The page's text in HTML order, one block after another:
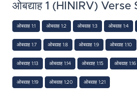
ओबद्याह 1 (HINIRV)
ओबद्याह 1:1 ओबद्याह 1:2 ओबद्याह 1:3 ओबद्याह 1:4
ओबद्याह 1:7 ओबद्याह 1:8 ओबद्याह 1:9 ओबद्याह 1:10
ओबद्याह 1:13 ओबद्याह 1:14 ओबद्याह 1:15 ओबद्याह 1:16
ओबद्याह 1:19 ओबद्याह 1:20 ओबद्याह 1:21